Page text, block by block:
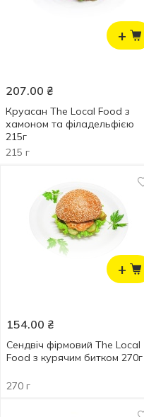
+
207.00 ₴
Круасан The Local Food з
хамоном та філадельфією
215г
215 г
+
154.00 ₴
Сендвіч фірмовий The Local
Food з курячим битком 270г
270 г